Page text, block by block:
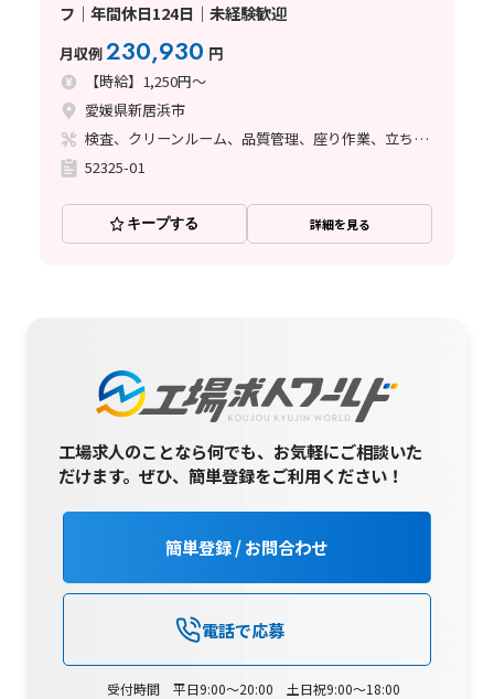
フ｜年間休日124日｜未経験歓迎
月収例230,930 円
【時給】1,250円～
愛媛県新居浜市
検査、クリーンルーム、品質管理、座り作業、立ち作業、その他
52325-01
キープする 詳細を見る
工場求人のことなら何でも、お気軽にご相談いた
だけます。ぜひ、簡単登録をご利用ください！
簡単登録 / お問合わせ
電話で応募
受付時間 平日9:00～20:00 土日祝9:00～18:00